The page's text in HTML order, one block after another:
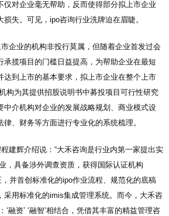
仅对企业毫无帮助，反而使得部分拟上市企业
失。可见，ipo咨询行业洗牌迫在眉睫。
企业的机构非投行莫属，但随着企业首发过会
承揽项目的门槛日益提高，为帮助企业在最短
达到上市的基本要求，拟上市企业在整个上市
构为其提供招股说明书中募投项目可行性研究
中介机构对企业的发展战略规划、商业模式设
、财务等方面进行专业化的系统梳理。
建辉介绍说：“大禾咨询是行业内第一家提出实
，具备涉外调查资质，获得国际认证机构
并首创标准化的ipo作业流程、规范化的底稿
采用标准化的imis集成管理系统。而今，大禾咨
融资’ ‘融智’相结合，凭借其丰富的精益管理咨